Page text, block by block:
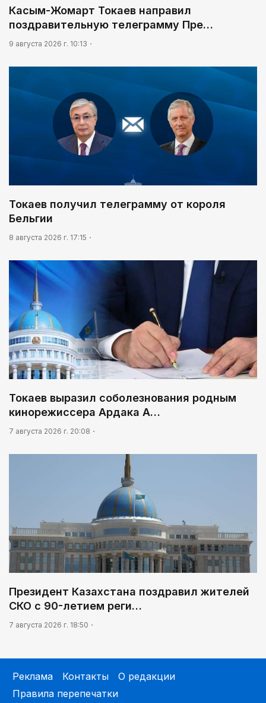
17:45
В Казахстане предлагают усилить
радиоэкологический мониторинг приграничных
Касым-Жомарт Токаев направил
поздравительную телеграмму Пре…
9 августа 2026 г. 10:13
Токаев получил телеграмму от короля
Бельгии
8 августа 2026 г. 17:15
Токаев выразил соболезнования родным
кинорежиссера Ардака А…
7 августа 2026 г. 20:08
Президент Казахстана поздравил жителей
СКО с 90-летием реги…
7 августа 2026 г. 18:50
Реклама Контакты
О редакции
Правила перепечатки